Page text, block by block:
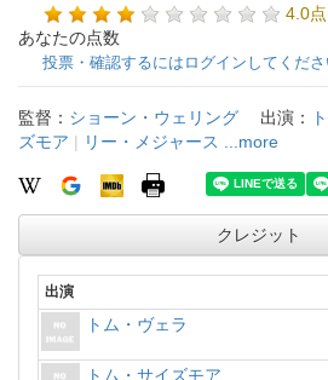
4.0
あなたの点数
投票・確認するにはログインしてくださ
監督： ショーン・ウェリング 出演：
ズモア | リー・メジャース ...more
クレジット
出演
トム・ヴェラ
トム・サイズモア